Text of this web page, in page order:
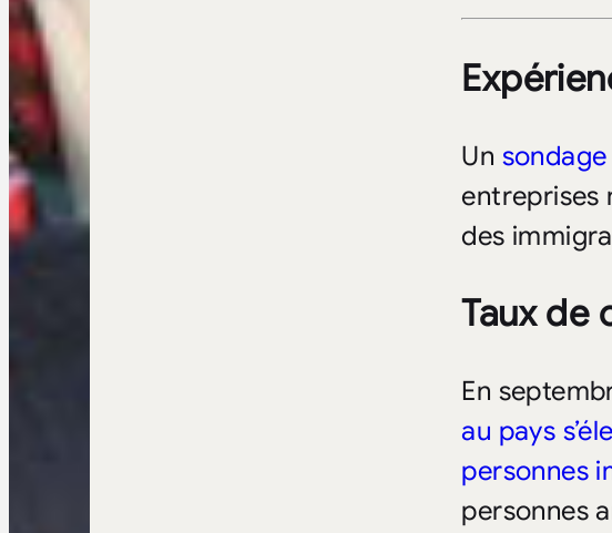
Un
entreprises
des
Taux de
En
au pays
personnes
personnes